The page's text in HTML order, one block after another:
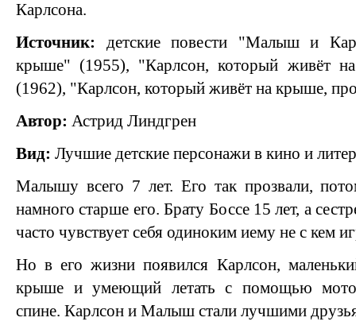
Карлсона.
Источник: детские повести "Малыш и
крыше" (1955), "Карлсон, который живёт
(1962), "Карлсон, который живёт на крыше,
Автор: Астрид Линдгрен
Вид: Лучшие детские персонажи в кино и
Малышу всего 7 лет. Его так прозвали,
намного старше его. Брату Боссе 15 лет, а
часто чувствует себя одиноким иему не с кем
Но в его жизни появился Карлсон,
крыше и умеющий летать с помощью
спине. Карлсон и Малыш стали лучшими